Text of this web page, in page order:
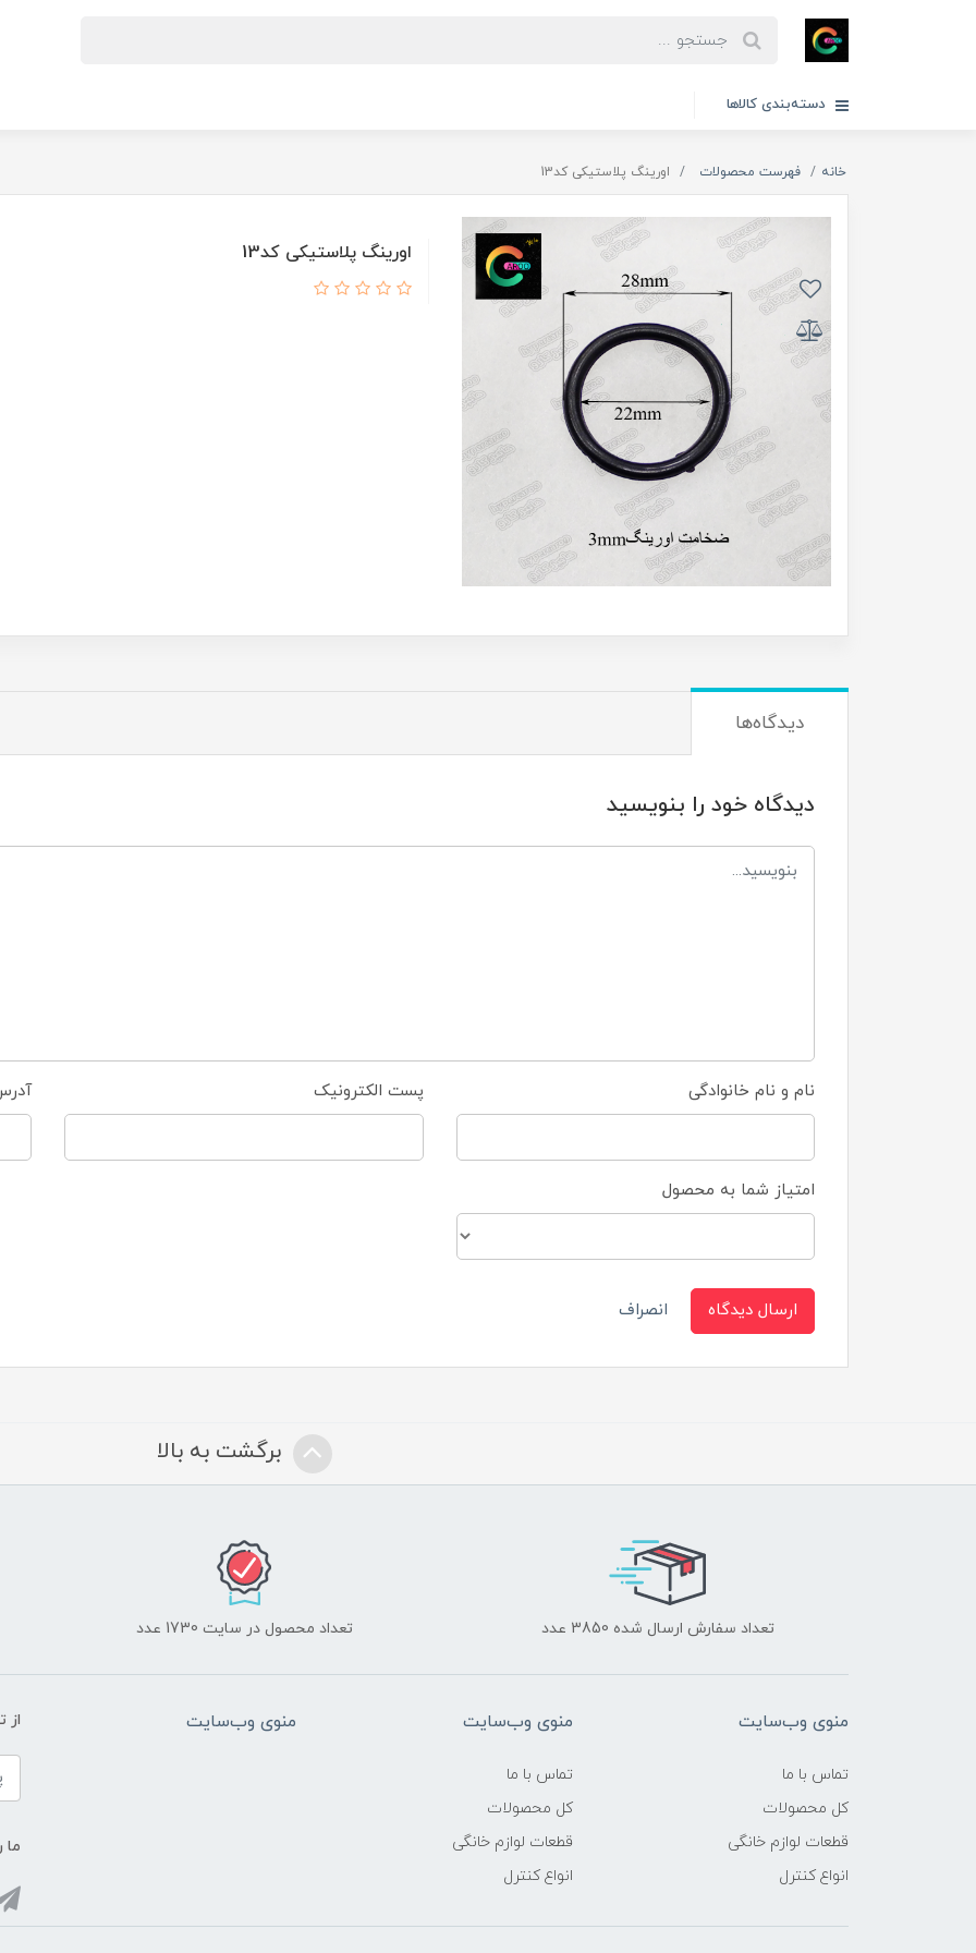
دسته‌بندی کالاها
خانه فهرست محصولات اورینگ پلاستیکی کد13
اورینگ پلاستیکی کد13
دیدگاه‌ها
دیدگاه خود را بنویسید
نام و نام خانوادگی پست الکترونیک
امتیاز شما به محصول
ارسال دیدگاه انصراف
برگشت به بالا
تعداد سفارش ارسال شده 3850 عدد تعداد محصول در سایت 1730 عدد
منوی وب‌سایت
تماس با ما
کل محصولات
قطعات لوازم خانگی
انواع کنترل
منوی وب‌سایت
تماس با ما
کل محصولات
قطعات لوازم خانگی
انواع کنترل
منوی وب‌سایت از
ما